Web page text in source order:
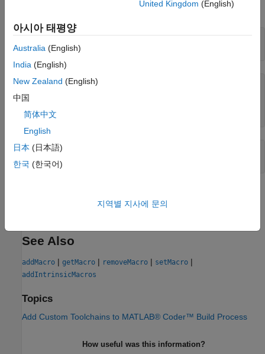
h.getMacro('GCCROOT'
ans  =
h.removeIntrinsicMacros(
h.getMacro(
See Also
addMacro | getMacro | removeMacro | setMacro |
addIntrinsicMacros
Topics
Add Custom Toolchains to MATLAB® Coder™ Build Process
How useful was this information?
United Kingdom (English)
아시아 태평양
Australia (English)
India (English)
New Zealand (English)
中国
简体中文
English
日本 (日本語)
한국 (한국어)
지역별 지사에 문의